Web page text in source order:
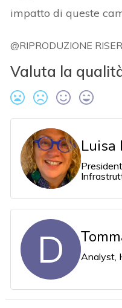
impatto di queste
@RIPRODUZIONE
Valuta la
Luisa
D Analyst,